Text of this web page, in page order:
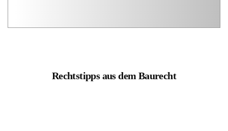
Rechtstipps aus dem Baurecht